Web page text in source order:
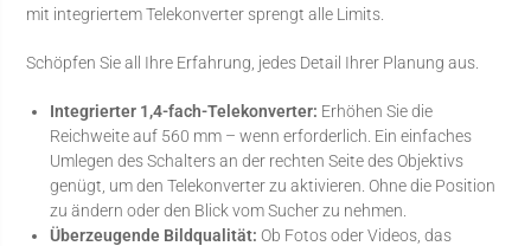
mit integriertem Telekonverter sprengt alle Limits.
Schöpfen Sie all Ihre Erfahrung, jedes Detail Ihrer Planung aus.
Integrierter 1,4-fach-Telekonverter: Erhöhen Sie die
Reichweite auf 560 mm – wenn erforderlich. Ein einfaches
Umlegen des Schalters an der rechten Seite des Objektivs
genügt, um den Telekonverter zu aktivieren. Ohne die Position
zu ändern oder den Blick vom Sucher zu nehmen.
Überzeugende Bildqualität: Ob Fotos oder Videos, das